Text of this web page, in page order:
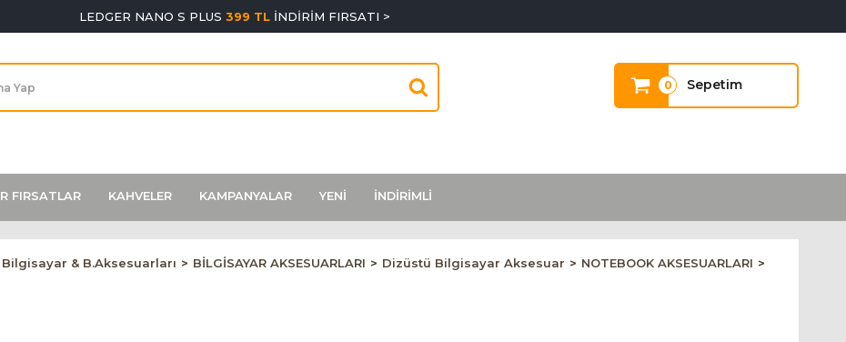
LEDGER NANO S PLUS 399 TL İNDİRİM FIRSATI >
Sepetim
0
FIRSATLAR KAHVELER KAMPANYALAR YENİ İNDİRİMLİ
Bilgisayar & B.Aksesuarları BİLGİSAYAR AKSESUARLARI Dizüstü Bilgisayar Aksesuar NOTEBOOK AKSESUARLARI